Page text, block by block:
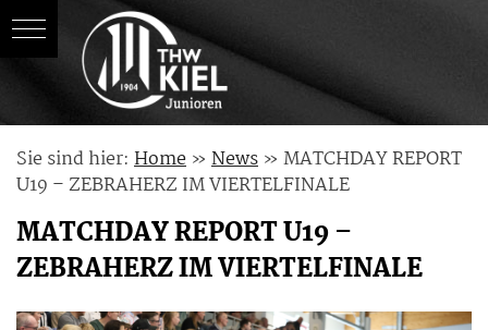
content
Sie sind hier: Home » News » MATCHDAY REPORT
U19 – ZEBRAHERZ IM VIERTELFINALE
MATCHDAY REPORT U19 –
ZEBRAHERZ IM VIERTELFINALE